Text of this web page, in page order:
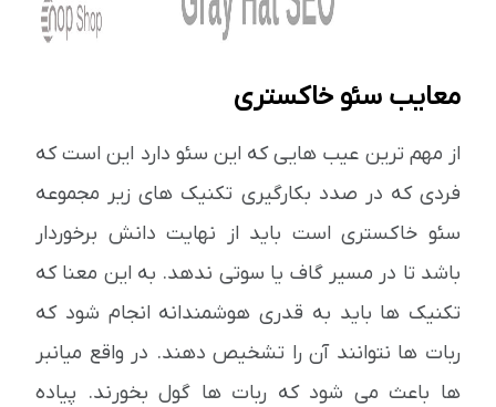
معایب سئو خاکستری
از مهم ترین عیب هایی که این سئو دارد این است که
فردی که در صدد بکارگیری تکنیک های زیر مجموعه
سئو خاکستری است باید از نهایت دانش برخوردار
باشد تا در مسیر گاف یا سوتی ندهد. به این معنا که
تکنیک ها باید به قدری هوشمندانه انجام شود که
ربات ها نتوانند آن را تشخیص دهند. در واقع میانبر
ها باعث می شود که ربات ها گول بخورند. پیاده